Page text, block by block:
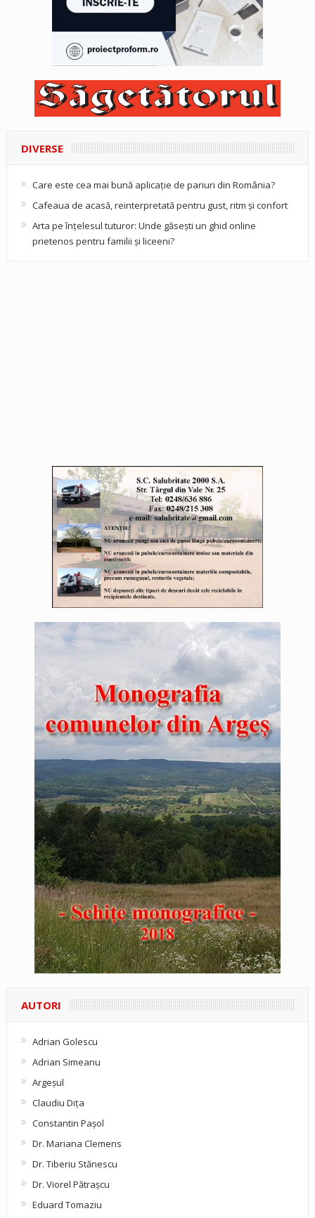
DIVERSE
Care este cea mai bună aplicație de pariuri din România?
Cafeaua de acasă, reinterpretată pentru gust, ritm și confort
Arta pe înțelesul tuturor: Unde găsești un ghid online
prietenos pentru familii și liceeni?
AUTORI
Adrian Golescu
Adrian Simeanu
Argeşul
Claudiu Diţa
Constantin Pașol
Dr. Mariana Clemens
Dr. Tiberiu Stănescu
Dr. Viorel Pătraşcu
Eduard Tomaziu